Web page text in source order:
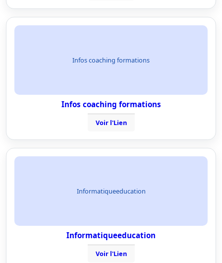
Infos coaching formations
Infos coaching formations
Voir l'Lien
Informatiqueeducation
Informatiqueeducation
Voir l'Lien